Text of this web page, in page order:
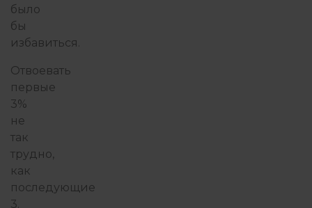
было
бы
избавиться.
Отвоевать
первые
3%
не
так
трудно,
как
последующие
3.